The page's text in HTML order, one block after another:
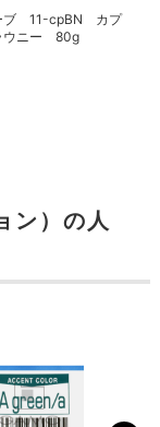
ブ 11-cpBN カプ
ウニー 80g
ン）の人